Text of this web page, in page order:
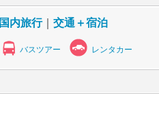
国内旅行｜ 交通＋宿泊
バスツアー レンタカー